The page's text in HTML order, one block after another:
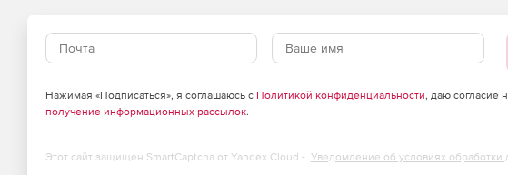
и скачивание контента SharePoint.
исправлениями для опубликованных приложений.
возможности безопасности для клиентов Linux.
Нажимая «Подписаться», я соглашаюсь с Политикой конфиденциальности, даю согласие
получение информационных рассылок.
Этот сайт защищен SmartCaptcha от Yandex Cloud - Уведомление об условиях обработки